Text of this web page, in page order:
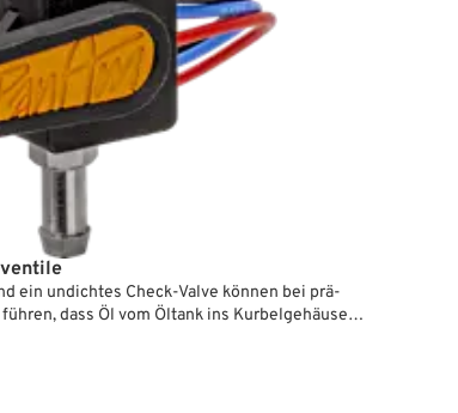
ein undichtes Check-Valve können bei prä-
dass Öl vom Öltank ins Kurbelgehäuse
bei Wiederinbetriebnahme eine ziemliche
da dieses überschüssige Öl beim Starten über